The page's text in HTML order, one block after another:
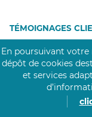
TÉMOIGNAGES
4,6/5
Avis
Google
En poursuivant
dépôt de cookies
et services